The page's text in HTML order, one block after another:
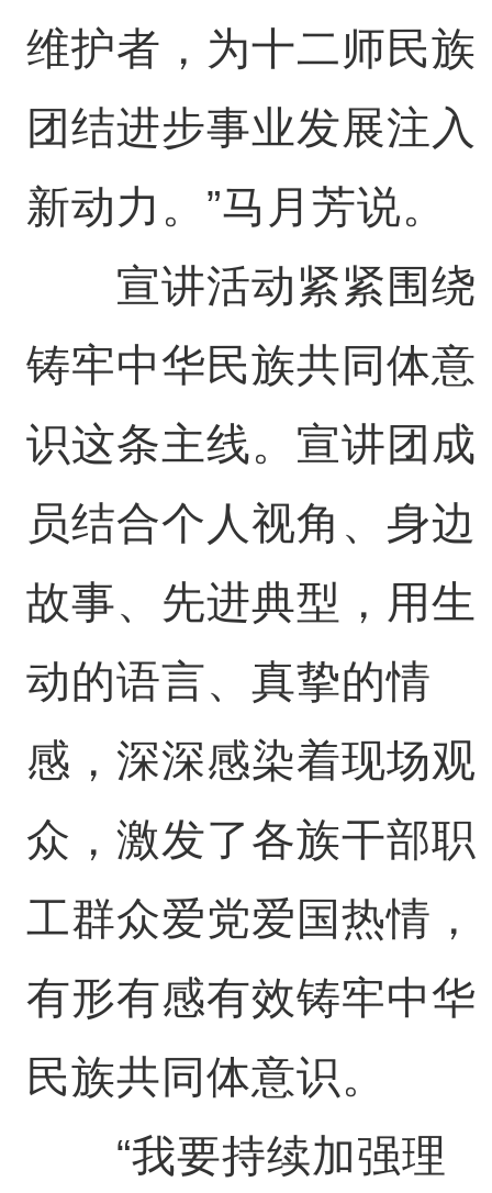
维护者，为十二师民族
团结进步事业发展注入
新动力。”马月芳说。
宣讲活动紧紧围绕
铸牢中华民族共同体意
识这条主线。宣讲团成
员结合个人视角、身边
故事、先进典型，用生
动的语言、真挚的情
感，深深感染着现场观
众，激发了各族干部职
工群众爱党爱国热情，
有形有感有效铸牢中华
民族共同体意识。
“我要持续加强理